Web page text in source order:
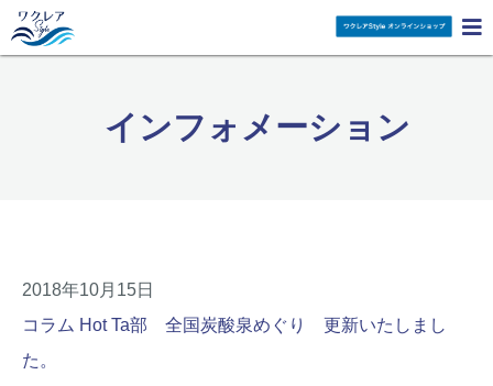

インフォメーション
2018年10月15日
コラム Hot Ta部 全国炭酸泉めぐり 更新いたしまし
た。